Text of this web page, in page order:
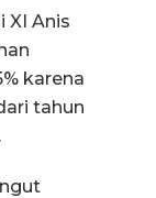
XI Anis
karena
tahun